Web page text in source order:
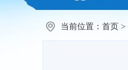
当前位置： 首页 >